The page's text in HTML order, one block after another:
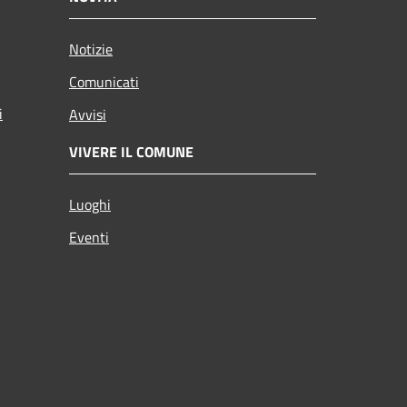
Notizie
Comunicati
Avvisi
VIVERE IL COMUNE
Luoghi
Eventi